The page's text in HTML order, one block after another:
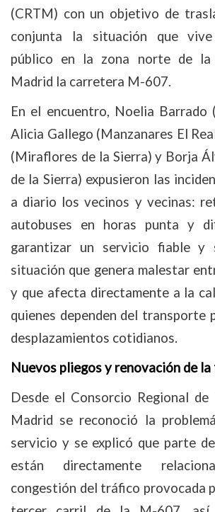
(CRTM) con un objetivo de
conjunta la situación que
público en la zona norte de la
Madrid la carretera M-607.
En el encuentro, Noelia Barrado
Alicia Gallego (Manzanares El
(Miraflores de la Sierra) y Borja
de la Sierra) expusieron las
a diario los vecinos y vecinas:
autobuses en horas punta y
garantizar un servicio fiable y
situación que genera malestar
y que afecta directamente a la
quienes dependen del transporte
desplazamientos cotidianos.
Nuevos pliegos y renovación de
Desde el Consorcio Regional de
Madrid se reconoció la
servicio y se explicó que parte
están directamente
congestión del tráfico provocada